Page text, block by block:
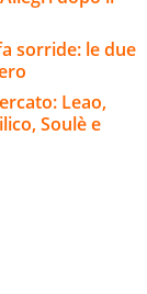
sorride: le due
Leao,
Soulè e